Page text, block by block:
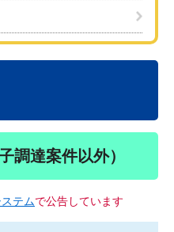
調達案件以外）
テムで公告しています